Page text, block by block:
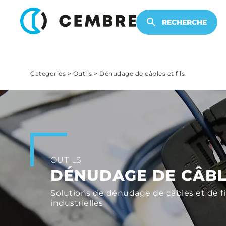
RECHERCHE
PRODUITS ÉLECTRONIQUES
Categories > Outils > Dénudage de câbles et fils
OUTILS
DÉNUDAGE DE
Solutions de dénudage de câbles et de
industrielles